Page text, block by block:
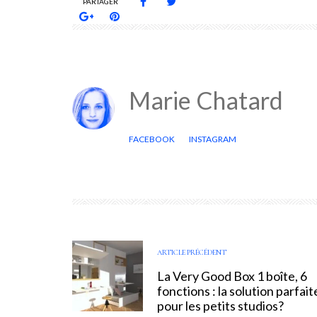
Marie Chatard
FACEBOOK INSTAGRAM
ARTICLE PRÉCÉDENT
La Very Good Box 1 boîte, 6
fonctions : la solution
pour les petits studios?